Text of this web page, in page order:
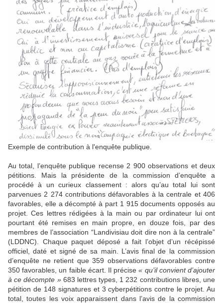
Exemple de contribution à l'enquête publique.
Au total, l’enquête publique recense 2 900 observations et deux
pétitions. Mais la présidente de la commission d’enquête a
procédé à un curieux classement : alors qu’au total lui sont
parvenues 2 274 contributions défavorables à la centrale et 406
favorables, elle a décompté à part 1 915 documents opposés au
projet. Ces lettres rédigées à la main ou par ordinateur lui ont
pourtant été remises en main propre, en douze fois, par des
membres de l’association “Landivisiau doit dire non à la centrale”
(LDDNC). Chaque paquet déposé a fait l’objet d’un récépissé
officiel, daté et signé de sa main. L’avis final de la commission
d’enquête ne retient que 359 observations défavorables contre
350 favorables, un faible écart. Il précise« qu’il convient d’ajouter
à ce décompte »683 lettres types, 1 232 contributions libres, une
pétition de 148 signatures et 3 cyberpétitions contre le projet. Au
total, toutes les voix apparaissent dans l’avis de la commission